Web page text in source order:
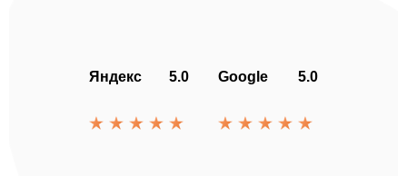
Яндекс 5.0 Google 5.0